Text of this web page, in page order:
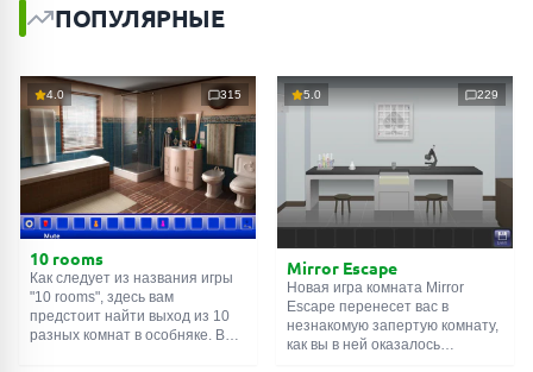
ПОПУЛЯРНЫЕ
4.0 315
10 rooms
Как следует из названия игры
"10 rooms", здесь вам
предстоит найти выход из 10
разных комнат в особняке. В
5.0 229
Mirror Escape
Новая игра комната Mirror
Escape перенесет вас в
незнакомую запертую комнату,
как вы в ней оказалось